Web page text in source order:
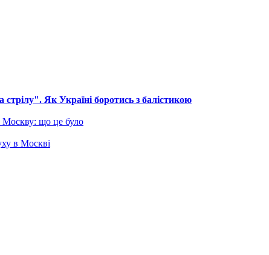
Як Україні боротись з балістикою
Москву: що це було
в Москві